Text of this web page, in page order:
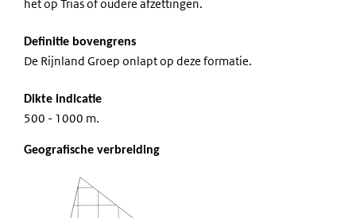
het op Trias of oudere afzettingen.
Definitie bovengrens
De Rijnland Groep onlapt op deze formatie.
Dikte indicatie
500 - 1000 m.
Geografische verbreiding